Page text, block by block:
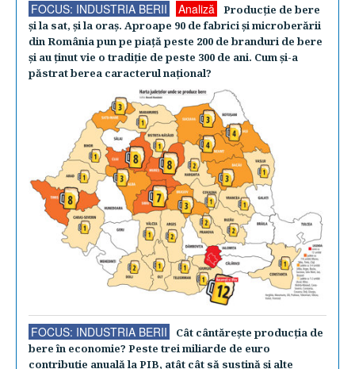
FOCUS: INDUSTRIA BERII Analiză
Producţie de bere
şi la sat, şi la oraş. Aproape 90 de fabrici şi microberării
din România pun pe piaţă peste 200 de branduri de bere
şi au ţinut vie o tradiţie de peste 300 de ani. Cum şi-a
păstrat berea caracterul naţional?
FOCUS: INDUSTRIA BERII
Cât cântăreşte producţia de
bere în economie? Peste trei miliarde de euro
contribuţie anuală la PIB, atât cât să susţină şi alte